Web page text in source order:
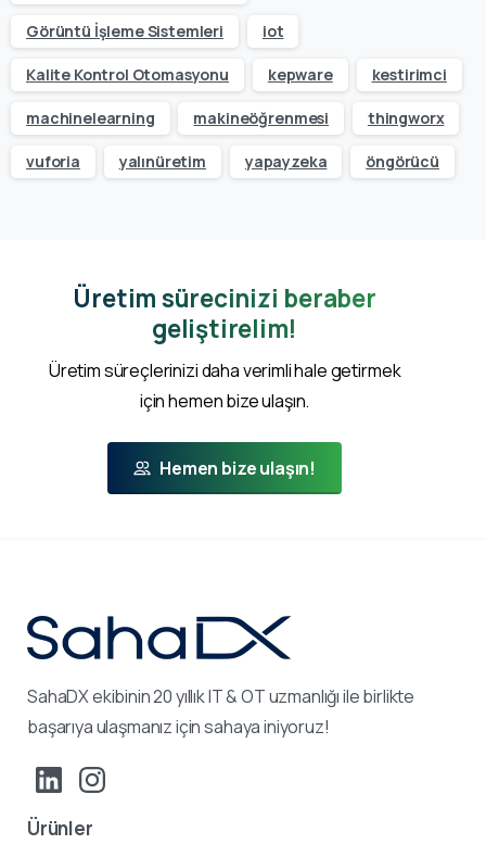
Görüntü İşleme Sistemleri iot
Kalite Kontrol Otomasyonu kepware kestirimci
machinelearning makineöğrenmesi thingworx
vuforia yalınüretim yapayzeka öngörücü
Üretim sürecinizi beraber
geliştirelim!
Üretim süreçlerinizi daha verimli hale getirmek
için hemen bize ulaşın.
Hemen bize ulaşın!
SahaDX ekibinin 20 yıllık IT & OT uzmanlığı ile birlikte
başarıya ulaşmanız için sahaya iniyoruz!
Ürünler